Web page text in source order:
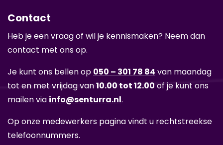
Contact
Heb je een vraag of wil je ken­nis­ma­ken? Neem dan
con­tact met ons op.
Je kunt ons bel­len op 050 – 301 78 84 van maan­dag
tot en met vrij­dag van10.00 tot 12.00 of je kunt ons
mai­len via info@sen­tur­ra.nl.
Op onze me­de­wer­kers pa­gi­na vindt u recht­streek­se
te­le­foon­num­mers.